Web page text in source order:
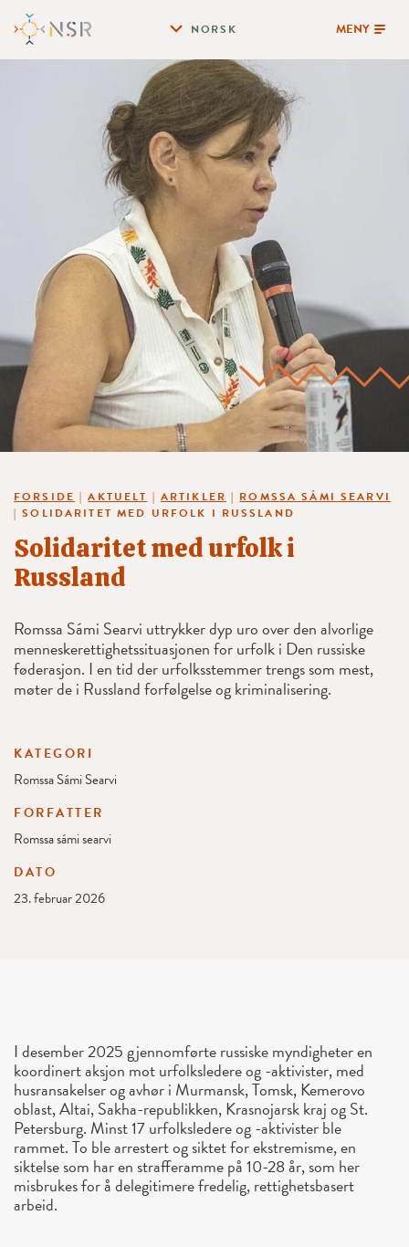
NORSK MENY
FORSIDE |AKTUELT | ARTIKLER | ROMSSA SÁMI SEARVI
|SOLIDARITET MED URFOLK I RUSSLAND
Solidaritet med urfolk i
Russland
Romssa Sámi Searvi uttrykker dyp uro over den alvorlige
menneskerettighetssituasjonen for urfolk i Den russiske
føderasjon. I en tid der urfolksstemmer trengs som mest,
møter de i Russland forfølgelse og kriminalisering.
KATEGORI
Romssa Sámi Searvi
FORFATTER
Romssa sámi searvi
DATO
23. februar 2026
I desember 2025 gjennomførte russiske myndigheter en
koordinert aksjon mot urfolksledere og -aktivister, med
husransakelser og avhør i Murmansk, Tomsk, Kemerovo
oblast, Altai, Sakha-republikken, Krasnojarsk kraj og St.
Petersburg. Minst 17 urfolksledere og -aktivister ble
rammet. To ble arrestert og siktet for ekstremisme, en
siktelse som har en strafferamme på 10-28 år, som her
misbrukes for å delegitimere fredelig, rettighetsbasert
arbeid.